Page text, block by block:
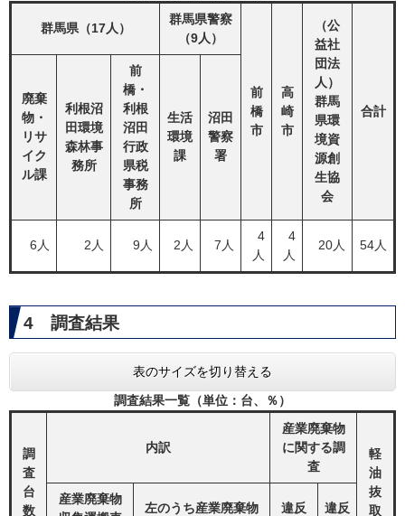
群馬県（17人）
群馬県警察
（9人）
前
橋
市
高
崎
市
（公
益社
団法
人）
群馬
県環
境資
源創
生協
会
合計
廃棄
物・
リサ
イク
ル課
利根沼
田環境
森林事
務所
前
橋・
利根
沼田
行政
県税
事務
所
生活
環境
課
沼田
警察
署
6人 2人 9人 2人 7人
4
人
4
人
20人 54人
4 調査結果
表のサイズを切り替える
調査結果一覧（単位：台、％）
調
査
台
数
内訳
産業廃棄物
に関する調
査
軽
油
抜
取
産業廃棄物
左のうち産業廃棄物 違反 違反